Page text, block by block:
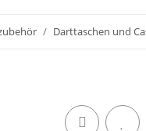
Darttaschen und